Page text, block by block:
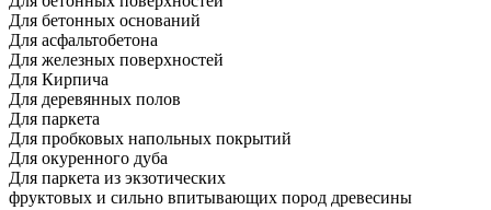
Для бетонных оснований
Для асфальтобетона
Для железных поверхностей
Для Кирпича
Для деревянных полов
Для паркета
Для пробковых напольных покрытий
Для окуренного дуба
Для паркета из экзотических
фруктовых и сильно впитывающих пород древесины